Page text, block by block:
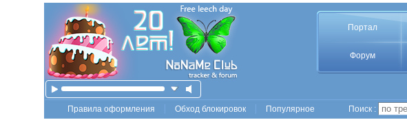
Портал
Форум
Правила оформления Обход блокировок Популярное Поиск :